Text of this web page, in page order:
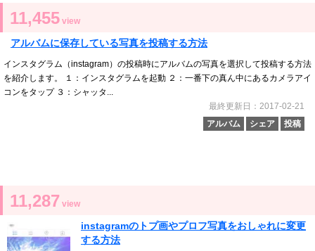
11,455 view
アルバムに保存している写真を投稿する方法
インスタグラム（instagram）の投稿時にアルバムの写真を選択して投稿する方法
を紹介します。 １：インスタグラムを起動 ２：一番下の真ん中にあるカメラアイ
コンをタップ ３：シャッタ...
最終更新日：2017-02-21
アルバム
シェア 投稿
11,287 view
instagramのトプ画やプロフ写真をおしゃれに変更
する方法